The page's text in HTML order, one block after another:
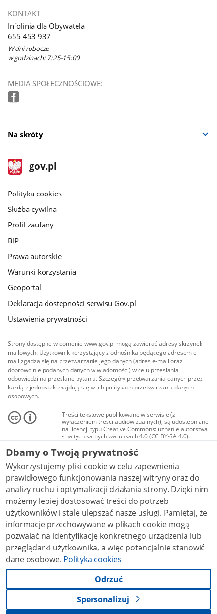
KONTAKT
Infolinia dla Obywatela
655 453 937
W dni robocze
w godzinach: 7:25-15:00
MEDIA SPOŁECZNOŚCIOWE:
Na skróty
stopka
gov.pl
Strona
gov.pl
gov.pl
Polityka cookies
Służba cywilna
Profil zaufany
BIP
Prawa autorskie
Warunki korzystania
Geoportal
Deklaracja dostępności serwisu Gov.pl
Ustawienia prywatności
Strony dostępne w domenie www.gov.pl mogą zawierać adresy skrzynek
mailowych. Użytkownik korzystający z odnośnika będącego adresem e-
mail zgadza się na przetwarzanie jego danych (adres e-mail oraz
dobrowolnie podanych danych w wiadomości) w celu przesłania
odpowiedzi na przesłane pytania. Szczegóły przetwarzania danych przez
każdą z jednostek znajdują się w ich politykach przetwarzania danych
osobowych.
Treści tekstowe publikowane w serwisie (z
wyłączeniem treści audiowizualnych), są udostępniane
na licencji typu Creative Commons: uznanie autorstwa
- na tych samych warunkach 4.0 (CC BY-SA 4.0).
Materiały audiowizualne, w tym zdjęcia, materiały
audio i wideo, są udostępniane na licencji typu
Creative Commons: uznanie autorstwa użycie
niekomercyjne - bez utworów zależnych 4.0 (CC BY-
NC-ND 4.0), o ile nie jest to stwierdzone inaczej.
Dbamy o Twoją prywatność
Wykorzystujemy pliki cookie w celu zapewnienia
prawidłowego funkcjonowania naszej witryny oraz do
analizy ruchu i optymalizacji działania strony. Dzięki nim
możemy lepiej dostosować treści do potrzeb
użytkowników i stale ulepszać nasze usługi. Pamiętaj, że
informacje przechowywane w plikach cookie mogą
pozwalać na identyfikację konkretnego urządzenia lub
przeglądarki użytkownika, a więc potencjalnie stanowić
dane osobowe. Polityka cookies
Odrzuć
Spersonalizuj